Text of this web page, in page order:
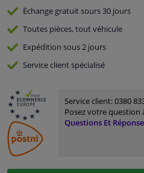
Échange gratuitsours 30 jours
Toutes pièces, tout véhicule
Expédition sous 2 jours
Serviceclient spécialisé
Service client:0380
Posez votre question
Questions Et